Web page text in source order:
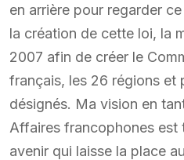
en arrière pour regarder
la création de cette loi, la
2007 afin de créer le
français, les 26 régions et
désignés. Ma vision en
Affaires francophones est
avenir qui laisse la place